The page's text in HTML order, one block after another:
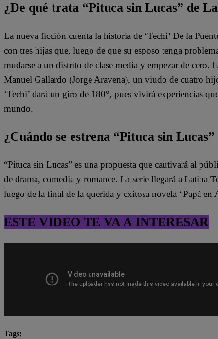
¿De qué trata “Pituca sin Lucas” de
La nueva ficción cuenta la historia de ‘Techi’ De la
con tres hijas que, luego de que su esposo tenga
mudarse a un distrito de clase media y empezar de cero.
Manuel Gallardo (Jorge Aravena), un viudo de cuatro
‘Techi’ dará un giro de 180°, pues vivirá experiencias
mundo.
¿Cuándo se estrena “Pituca sin
“Pituca sin Lucas” es una propuesta que cautivará al
de drama, comedia y romance. La serie llegará a Latina
luego de la final de la querida y exitosa novela “Papá en
ESTE VIDEO TE VA A INTERESAR
Tags: